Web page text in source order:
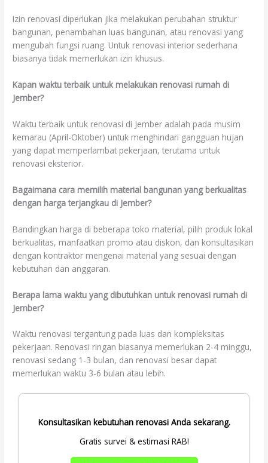
Izin renovasi diperlukan jika melakukan perubahan struktur
bangunan, penambahan luas bangunan, atau renovasi yang
mengubah fungsi ruang. Untuk renovasi interior sederhana
biasanya tidak memerlukan izin khusus.
Kapan waktu terbaik untuk melakukan renovasi rumah di
Jember?
Waktu terbaik untuk renovasi di Jember adalah pada musim
kemarau (April-Oktober) untuk menghindari gangguan hujan
yang dapat memperlambat pekerjaan, terutama untuk
renovasi eksterior.
Bagaimana cara memilih material bangunan yang berkualitas
dengan harga terjangkau di Jember?
Bandingkan harga di beberapa toko material, pilih produk lokal
berkualitas, manfaatkan promo atau diskon, dan konsultasikan
dengan kontraktor mengenai material yang sesuai dengan
kebutuhan dan anggaran.
Berapa lama waktu yang dibutuhkan untuk renovasi rumah di
Jember?
Waktu renovasi tergantung pada luas dan kompleksitas
pekerjaan. Renovasi ringan biasanya memerlukan 2-4 minggu,
renovasi sedang 1-3 bulan, dan renovasi besar dapat
memerlukan waktu 3-6 bulan atau lebih.
Konsultasikan kebutuhan renovasi Anda sekarang.
Gratis survei & estimasi RAB!